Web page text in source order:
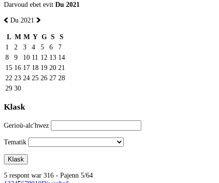
Darvoud ebet evit Du 2021
Du 2021
L M M Y G S
S
1
2 3 4 5 6
7
8
9 10 11 12 13 14
15 16 17 18 19 20 21
22 23 24 25 26 27 28
29 30
Klask
Gerioù-alc'hwez
Tematik
5 respont war 316 - Pajenn 5/64